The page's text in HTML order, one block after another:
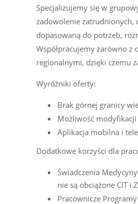
Specjalizujemy się w
zadowolenie zatrudnionych,
dopasowaną do potrzeb,
Współpracujemy zarówno
regionalnymi, dzięki czemu
Wyróżniki oferty:
Brak górnej granicy
Możliwość
Aplikacja mobilna i
Dodatkowe korzyści dla
Świadczenia
nie są obciążone CIT i
Pracownicze